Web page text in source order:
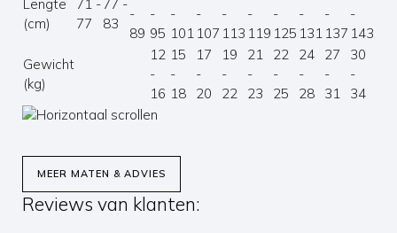
Lengte
(cm)
71 -
77
77 -
83
-
89
-
95
-
101
-
107
-
113
-
119
-
125
-
131
-
137
-
143
Gewicht
(kg)
12
-
16
15
-
18
17
-
20
19
-
22
21
-
23
22
-
25
24
-
28
27
-
31
30
-
34
MEER MATEN & ADVIES
Reviews van klanten: